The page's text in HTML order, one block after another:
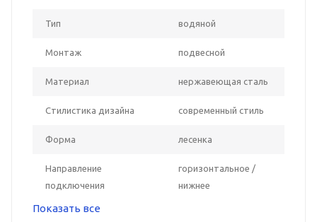
Тип водяной
Монтаж подвесной
Материал нержавеющая сталь
Стилистика дизайна современный стиль
Форма лесенка
Направление
подключения
горизонтальное /
нижнее
Показать все